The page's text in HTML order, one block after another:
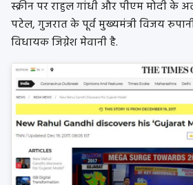
स्क्रीन पर राहुल गांधी और पीएम मोदी के
पटेल, गुजरात के पूर्व मुख्यमंत्री विजय
विधायक जिग्नेश मेवानी है.